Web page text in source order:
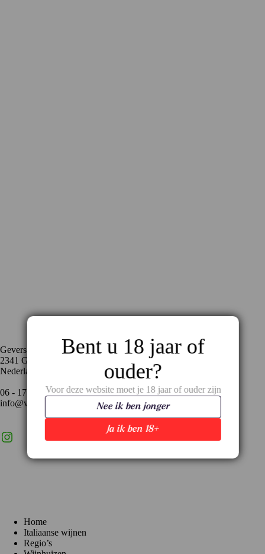
Geversstraat 35
2341 GA Oegstgeest
Nederland
06 - 17 59 02 94
info@vinopronto.nl
InstagramLinkedIn
Home
Italiaanse wijnen
Regio’s
Bent u 18 jaar of
ouder?
Voor deze website moet je 18 jaar of ouder zijn
Ja ik ben 18+
Nee ik ben jonger